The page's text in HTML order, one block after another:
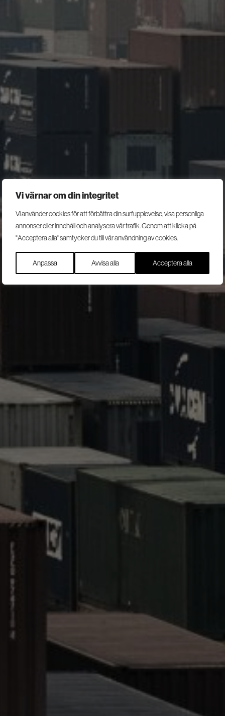
Vi värnar om din integritet
Vi använder cookies för att förbättra din surfupplevelse, visa personliga
annonser eller innehåll och analysera vår trafik. Genom att klicka på
"Acceptera alla" samtycker du till vår användning av cookies.
Anpassa Avvisa alla Acceptera alla
Säkerhetsutredning för er.
Utredningar
Att utreda, hantera och förebygga eventuella oegentligheter – det är
kärnan i SRS säkerhetsutredningsarbete.